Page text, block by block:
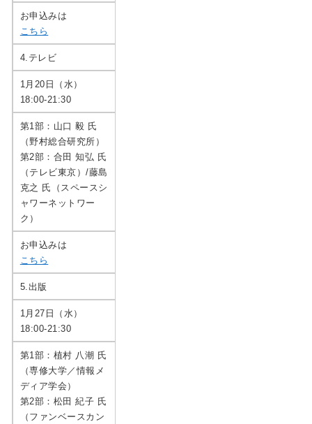
お申込みは
こちら
4.テレビ
1月20日（水）
18:00-21:30
第1部：山口 毅 氏
（野村総合研究所）
第2部：合田 知弘 氏
（テレビ東京）/藤島
克之 氏（スペースシ
ャワーネットワー
ク）
お申込みは
こちら
5.出版
1月27日（水）
18:00-21:30
第1部：植村 八潮 氏
（専修大学／情報メ
ディア学会）
第2部：松田 紀子 氏
（ファンベースカン